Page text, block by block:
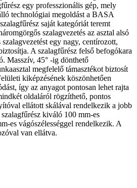
egy professzionális gép, mely
technológiai megoldást a BASA
saját kategóriát teremt
szalagvezetés az asztal alsó
egy nagy, centírozott,
A szalagfűrész felső befogókara
Masszív, 45° -ig dönthető
megfelelő támasztékot biztosít
kiképzésének köszönhetően
így az anyagot pontosan lehet rajta
oldaláról rögzíthető, pontos
ellátott skálával rendelkezik a jobb
kiváló 100 mm-es
es vágószélességgel rendelkezik. A
van ellátva.